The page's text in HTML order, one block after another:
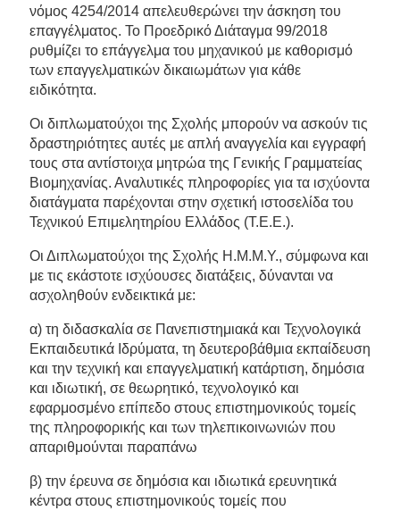
νόμος 4254/2014 απελευθερώνει την άσκηση του
επαγγέλματος. Το Προεδρικό Διάταγμα 99/2018
ρυθμίζει το επάγγελμα του μηχανικού με καθορισμό
των επαγγελματικών δικαιωμάτων για κάθε
ειδικότητα.
Οι διπλωματούχοι της Σχολής μπορούν να ασκούν τις
δραστηριότητες αυτές με απλή αναγγελία και εγγραφή
τους στα αντίστοιχα μητρώα της Γενικής Γραμματείας
Βιομηχανίας. Αναλυτικές πληροφορίες για τα ισχύοντα
διατάγματα παρέχονται στην σχετική ιστοσελίδα του
Τεχνικού Επιμελητηρίου Ελλάδος (Τ.Ε.Ε.).
Οι Διπλωματούχοι της Σχολής Η.Μ.Μ.Υ., σύμφωνα και
με τις εκάστοτε ισχύουσες διατάξεις, δύνανται να
ασχοληθούν ενδεικτικά με:
α) τη διδασκαλία σε Πανεπιστημιακά και Τεχνολογικά
Εκπαιδευτικά Ιδρύματα, τη δευτεροβάθμια εκπαίδευση
και την τεχνική και επαγγελματική κατάρτιση, δημόσια
και ιδιωτική, σε θεωρητικό, τεχνολογικό και
εφαρμοσμένο επίπεδο στους επιστημονικούς τομείς
της πληροφορικής και των τηλεπικοινωνιών που
απαριθμούνται παραπάνω
β) την έρευνα σε δημόσια και ιδιωτικά ερευνητικά
κέντρα στους επιστημονικούς τομείς που